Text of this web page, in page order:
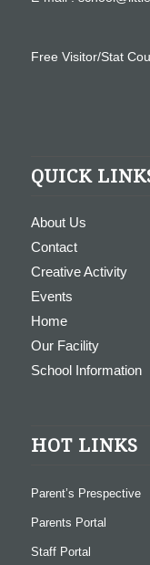
Free Visitor/Stat
QUICK
About Us
Contact
Creative Activity
Events
Home
Our Facility
School Information
HOT LINKS
Parent’s Prespective
Parents Portal
Staff Portal